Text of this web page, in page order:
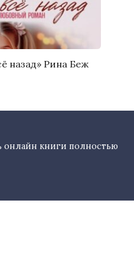
назад» Рина Беж
онлайн книги полностью